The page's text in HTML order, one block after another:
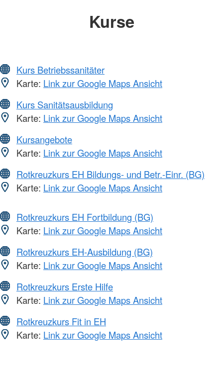
Kurse
Kurs Betriebssanitäter
Karte: Link zur Google Maps Ansicht
Kurs Sanitätsausbildung
Karte: Link zur Google Maps Ansicht
Kursangebote
Karte: Link zur Google Maps Ansicht
Rotkreuzkurs EH Bildungs- und Betr.-Einr. (BG)
Karte: Link zur Google Maps Ansicht
Rotkreuzkurs EH Fortbildung (BG)
Karte: Link zur Google Maps Ansicht
Rotkreuzkurs EH-Ausbildung (BG)
Karte: Link zur Google Maps Ansicht
Rotkreuzkurs Erste Hilfe
Karte: Link zur Google Maps Ansicht
Rotkreuzkurs Fit in EH
Karte: Link zur Google Maps Ansicht